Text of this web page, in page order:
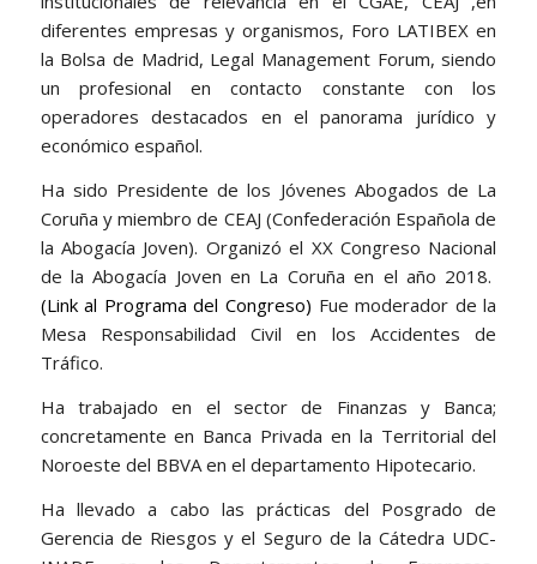
diferentes empresas y organismos, Foro LATIBEX en
la Bolsa de Madrid, Legal Management Forum, siendo
un profesional en contacto constante con los
operadores destacados en el panorama jurídico y
económico español.
Ha sido Presidente de los Jóvenes Abogados de La
Coruña y miembro de CEAJ (Confederación Española de
la Abogacía Joven). Organizó el XX Congreso Nacional
de la Abogacía Joven en La Coruña en el año 2018.
(Link al Programa del Congreso) Fue moderador de la
Mesa Responsabilidad Civil en los Accidentes de
Tráfico.
Ha trabajado en el sector de Finanzas y Banca;
concretamente en Banca Privada en la Territorial del
Noroeste del BBVA en el departamento Hipotecario.
Ha llevado a cabo las prácticas del Posgrado de
Gerencia de Riesgos y el Seguro de la Cátedra UDC-